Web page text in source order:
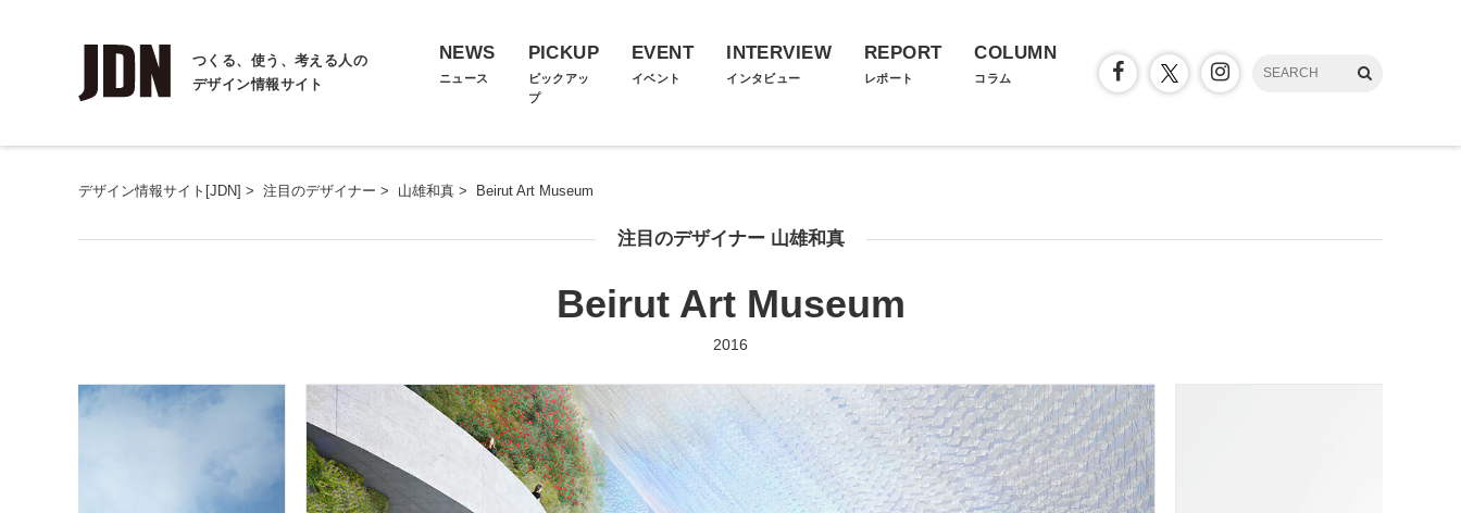
つくる、使う、考える人の
デザイン情報サイト
NEWS
ニュース
PICKUP
ピックアッ
プ
EVENT
イベント
INTERVIEW
インタビュー
REPORT
レポート
COLUMN
コラム
デザイン情報サイト[JDN] > 注目のデザイナー > 山雄和真 > Beirut Art Museum
注目のデザイナー 山雄和真
Beirut Art Museum
2016